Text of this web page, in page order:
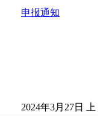
申报通知
2024年3月27日 上